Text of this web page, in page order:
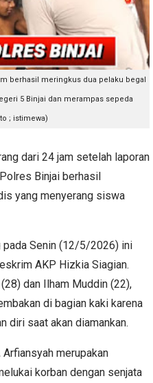
berhasil meringkus dua pelaku begal
5 Binjai dan merampas sepeda
; istimewa)
dari 24 jam setelah laporan
Binjai berhasil
yang menyerang siswa
pada Senin (12/5/2026) ini
AKP Hizkia Siagian.
dan Ilham Muddin (22),
di bagian kaki karena
diri saat akan diamankan.
merupakan
korban dengan senjata